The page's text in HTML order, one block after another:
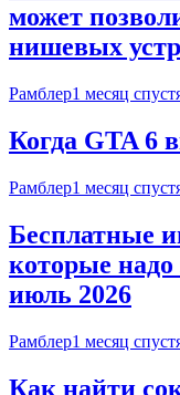
может
нишевых
Рамблер1 месяц
Когда GTA 6
Рамблер1 месяц
Бесплатные
которые надо
июль 2026
Рамблер1 месяц
Как найти